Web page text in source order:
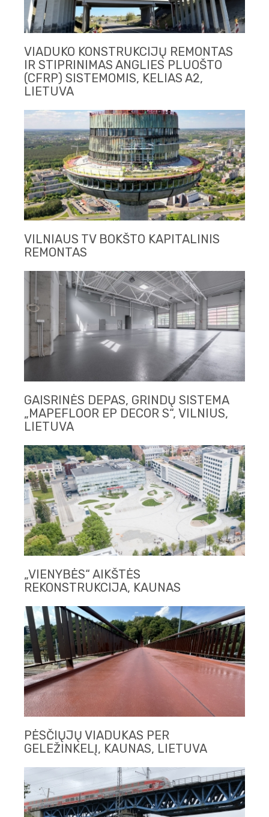
VIADUKO KONSTRUKCIJŲ REMONTAS
IR STIPRINIMAS ANGLIES PLUOŠTO
(CFRP) SISTEMOMIS, KELIAS A2,
LIETUVA
VILNIAUS TV BOKŠTO KAPITALINIS
REMONTAS
GAISRINĖS DEPAS, GRINDŲ SISTEMA
„MAPEFLOOR EP DECOR S“, VILNIUS,
LIETUVA
„VIENYBĖS“ AIKŠTĖS
REKONSTRUKCIJA, KAUNAS
PĖSČIŲJŲ VIADUKAS PER
GELEŽINKELĮ, KAUNAS, LIETUVA